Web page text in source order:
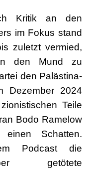
Kritik an den
im Fokus stand
zuletzt vermied,
den Mund zu
den Palästina-
Dezember 2024
Teile
Bodo Ramelow
Schatten.
Podcast die
getötete